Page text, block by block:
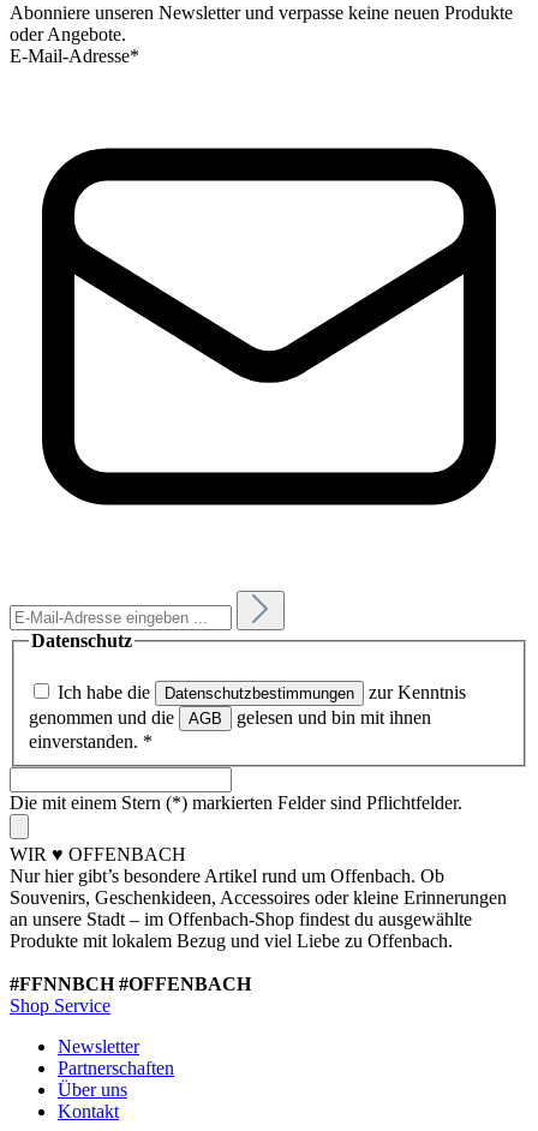
Abonniere unseren Newsletter und verpasse keine neuen Produkte
oder Angebote.
E-Mail-Adresse*
Datenschutz
Ich habe die Datenschutzbestimmungen
zur Kenntnis
genommen und die
AGB
gelesen und bin mit ihnen
einverstanden. *
Die mit einem Stern (*) markierten Felder sind Pflichtfelder.
WIR ♥ OFFENBACH
Nur hier gibt’s besondere Artikel rund um Offenbach. Ob
Souvenirs, Geschenkideen, Accessoires oder kleine Erinnerungen
an unsere Stadt – im Offenbach-Shop findest du ausgewählte
Produkte mit lokalem Bezug und viel Liebe zu Offenbach.
#FFNNBCH #OFFENBACH
Shop Service
Newsletter
Partnerschaften
Über uns
Kontakt